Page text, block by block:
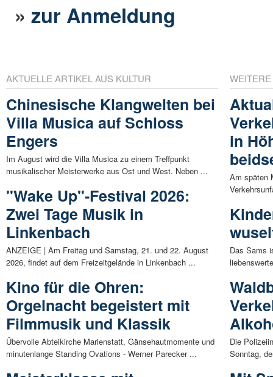
»zur Anmeldung
AKTUELLE ARTIKEL AUS KULTUR
Chinesische Klangwelten bei
Villa Musica auf Schloss
Engers
Im August wird die Villa Musica zu einem Treffpunkt
musikalischer Meisterwerke aus Ost und West. Neben ...
"Wake Up"-Festival 2026:
Zwei Tage Musik in
Linkenbach
ANZEIGE | Am Freitag und Samstag, 21. und 22. August
2026, findet auf dem Freizeitgelände in Linkenbach ...
Kino für die Ohren:
Orgelnacht begeistert mit
Filmmusik und Klassik
Übervolle Abteikirche Marienstatt, Gänsehautmomente und
minutenlange Standing Ovations - Werner Parecker ...
in
Am späten
Das Sams
Die
Sonntag,